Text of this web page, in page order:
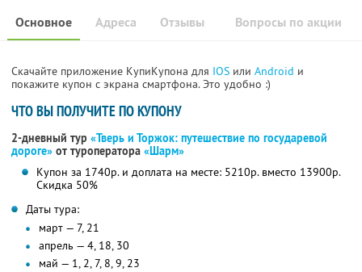
Основное Отзывы Вопросы по акции
Адреса
Скачайте приложение КупиКупона для IOS или Android и
покажите купон с экрана смартфона. Это удобно :)
ЧТО ВЫ ПОЛУЧИТЕ ПО КУПОНУ
2-дневный тур «Тверь и Торжок: путешествие по государевой
дороге» от туроператора «Шарм»
Купон за 1740р. и доплата на месте: 5210р. вместо 13900р.
Скидка 50%
Даты тура:
март — 7, 21
апрель — 4, 18, 30
май — 1, 2, 7, 8, 9, 23